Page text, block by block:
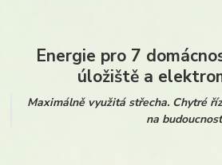
Energie pro 7
úložiště a
Maximálně využitá střecha. Chytré
na